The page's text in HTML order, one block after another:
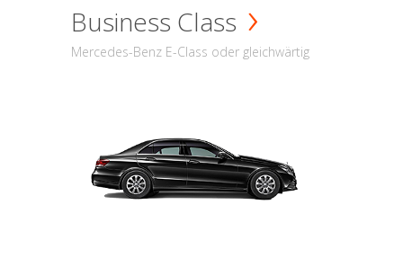
Business Class
Mercedes-Benz E-Class oder gleichwärtig